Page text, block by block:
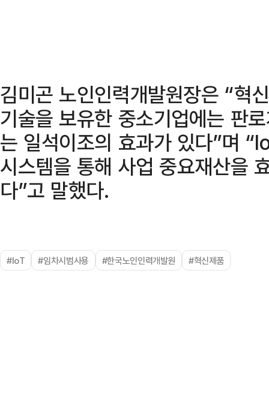
김미곤 노인인력개발원장은 “혁
기술을 보유한 중소기업에는 판
는 일석이조의 효과가 있다”며
시스템을 통해 사업 중요재산을
다”고 말했다.
#IoT #임차시범사용 #한국노인인력개발원 #혁신제품